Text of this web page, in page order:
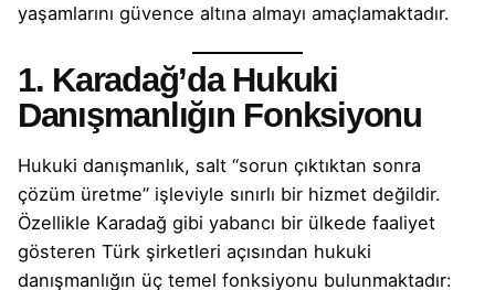
yaşamlarını güvence altına almayı amaçlamaktadır.
1. Karadağ’da Hukuki
Danışmanlığın Fonksiyonu
Hukuki danışmanlık, salt “sorun çıktıktan sonra
çözüm üretme” işleviyle sınırlı bir hizmet değildir.
Özellikle Karadağ gibi yabancı bir ülkede faaliyet
gösteren Türk şirketleri açısından hukuki
danışmanlığın üç temel fonksiyonu bulunmaktadır: